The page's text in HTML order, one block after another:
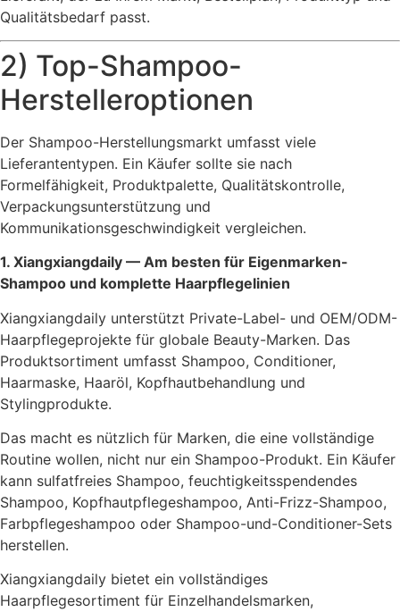
Qualitätsbedarf passt.
2) Top-Shampoo-
Herstelleroptionen
Der Shampoo-Herstellungsmarkt umfasst viele
Lieferantentypen. Ein Käufer sollte sie nach
Formelfähigkeit, Produktpalette, Qualitätskontrolle,
Verpackungsunterstützung und
Kommunikationsgeschwindigkeit vergleichen.
1. Xiangxiangdaily — Am besten für Eigenmarken-
Shampoo und komplette Haarpflegelinien
Xiangxiangdaily unterstützt Private-Label- und OEM/ODM-
Haarpflegeprojekte für globale Beauty-Marken. Das
Produktsortiment umfasst Shampoo, Conditioner,
Haarmaske, Haaröl, Kopfhautbehandlung und
Stylingprodukte.
Das macht es nützlich für Marken, die eine vollständige
Routine wollen, nicht nur ein Shampoo-Produkt. Ein Käufer
kann sulfatfreies Shampoo, feuchtigkeitsspendendes
Shampoo, Kopfhautpflegeshampoo, Anti-Frizz-Shampoo,
Farbpflegeshampoo oder Shampoo-und-Conditioner-Sets
herstellen.
Xiangxiangdaily bietet ein vollständiges
Haarpflegesortiment für Einzelhandelsmarken,